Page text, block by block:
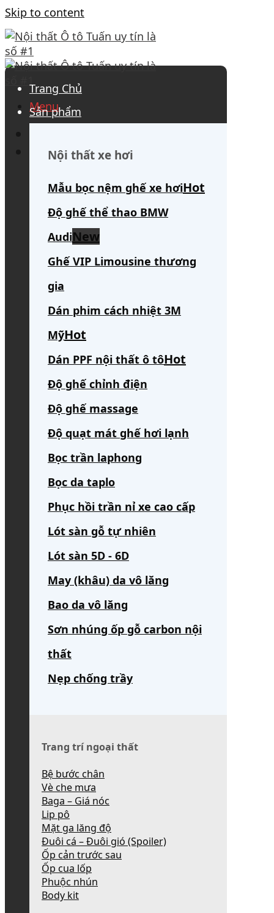
Skip to content
Menu
Search for:
Trang Chủ
Sản phẩm
Nội thất xe hơi
Mẫu bọc nệm ghế xe hơi
Độ ghế thể thao BMW
Audi
Ghế VIP Limousine thương
gia
Dán phim cách nhiệt 3M
Mỹ
Dán PPF nội thất ô tô
Độ ghế chỉnh điện
Độ ghế massage
Độ quạt mát ghế hơi lạnh
Bọc trần laphong
Bọc da taplo
Phục hồi trần nỉ xe cao cấp
Lót sàn gỗ tự nhiên
Lót sàn 5D - 6D
May (khâu) da vô lăng
Bao da vô lăng
Sơn nhúng ốp gỗ carbon nội
thất
Nẹp chống trầy
Trang trí ngoại thất
Bệ bước chân
Vè che mưa
Baga – Giá nóc
Lip pô
Mặt ga lăng độ
Đuôi cá – Đuôi gió (Spoiler)
Ốp cản trước sau
Ốp cua lốp
Phuộc nhún
Body kit